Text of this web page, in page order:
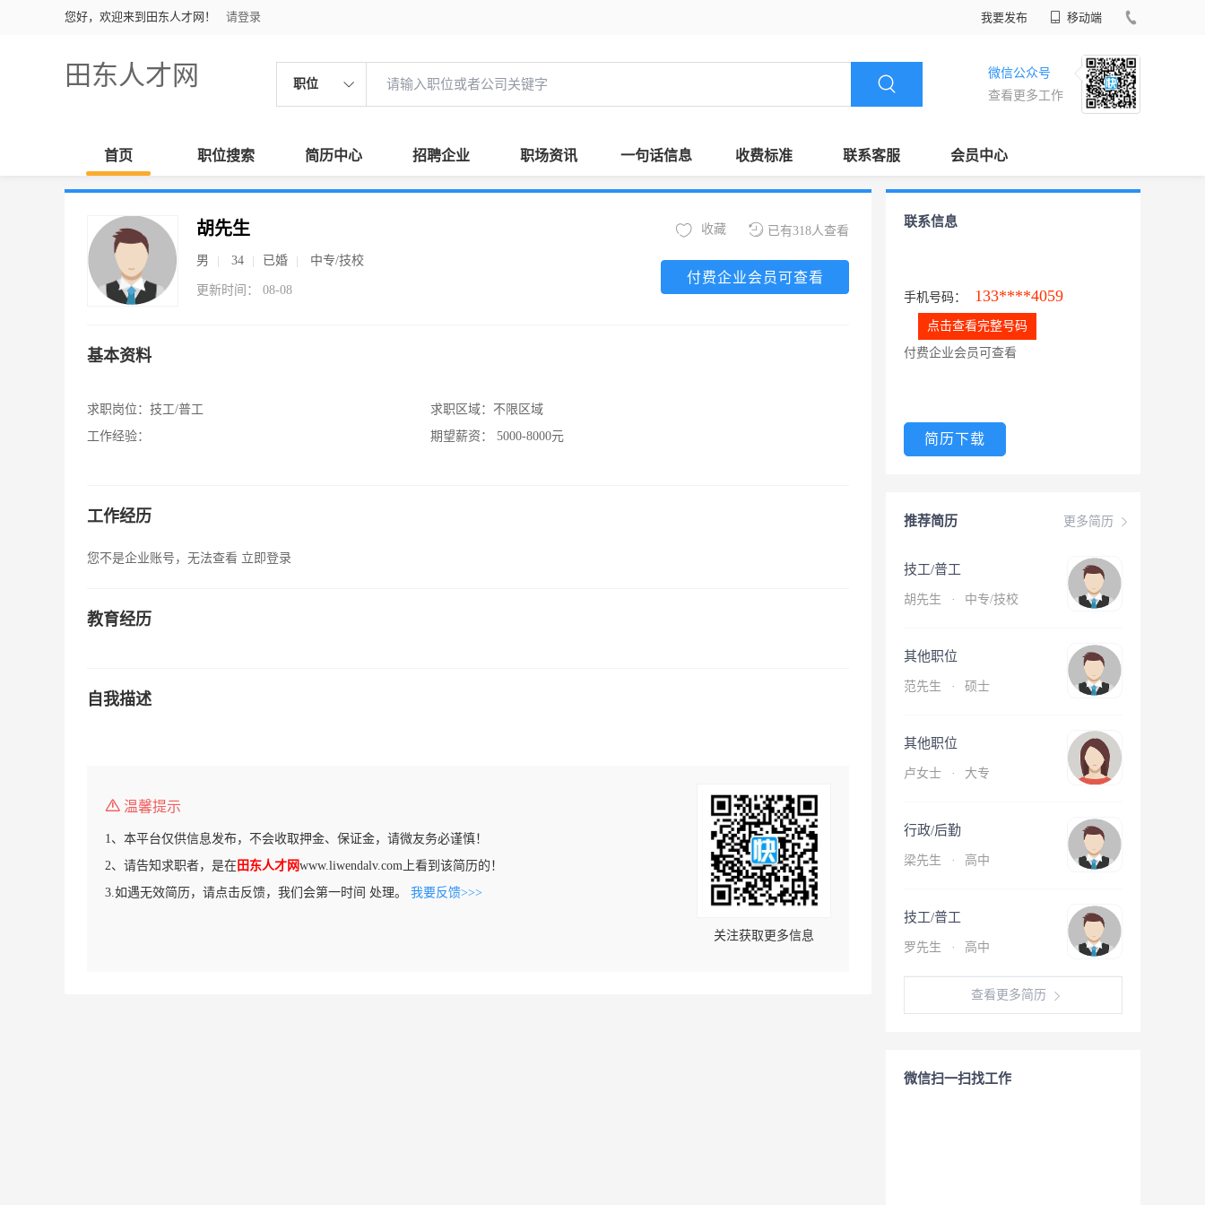
您好，欢迎来到田东人才网！ 请登录 我要发布 移动端
田东人才网 职位
微信公众号
查看更多工作
首页 职位搜索 简历中心 招聘企业 职场资讯 一句话信息 收费标准 联系客服 会员中心
胡先生
男 34 已婚 中专/技校
更新时间： 08-08
已有318人查看
收藏
付费企业会员可查看
基本资料
求职岗位： 技工/普工
工作经验：
求职区域： 不限区域
期望薪资：
5000-8000元
工作经历
您不是企业账号，无法查看 立即登录
教育经历
自我描述
温馨提示
1、本平台仅供信息发布，不会收取押金、保证金，请微友务必谨慎！
2、请告知求职者，是在 田东人才网www.liwendalv.com上看到该简历的！
3.如遇无效简历，请点击反馈，我们会第一时间 处理。 我要反馈>>>
关注获取更多信息
联系信息
手机号码： 133****4059
点击查看完整号码
付费企业会员可查看
简历下载
更多简历
推荐简历
技工/普工
胡先生 · 中专/技校
其他职位
范先生 · 硕士
其他职位
卢女士 · 大专
行政/后勤
梁先生 · 高中
技工/普工
罗先生 · 高中
查看更多简历
微信扫一扫找工作